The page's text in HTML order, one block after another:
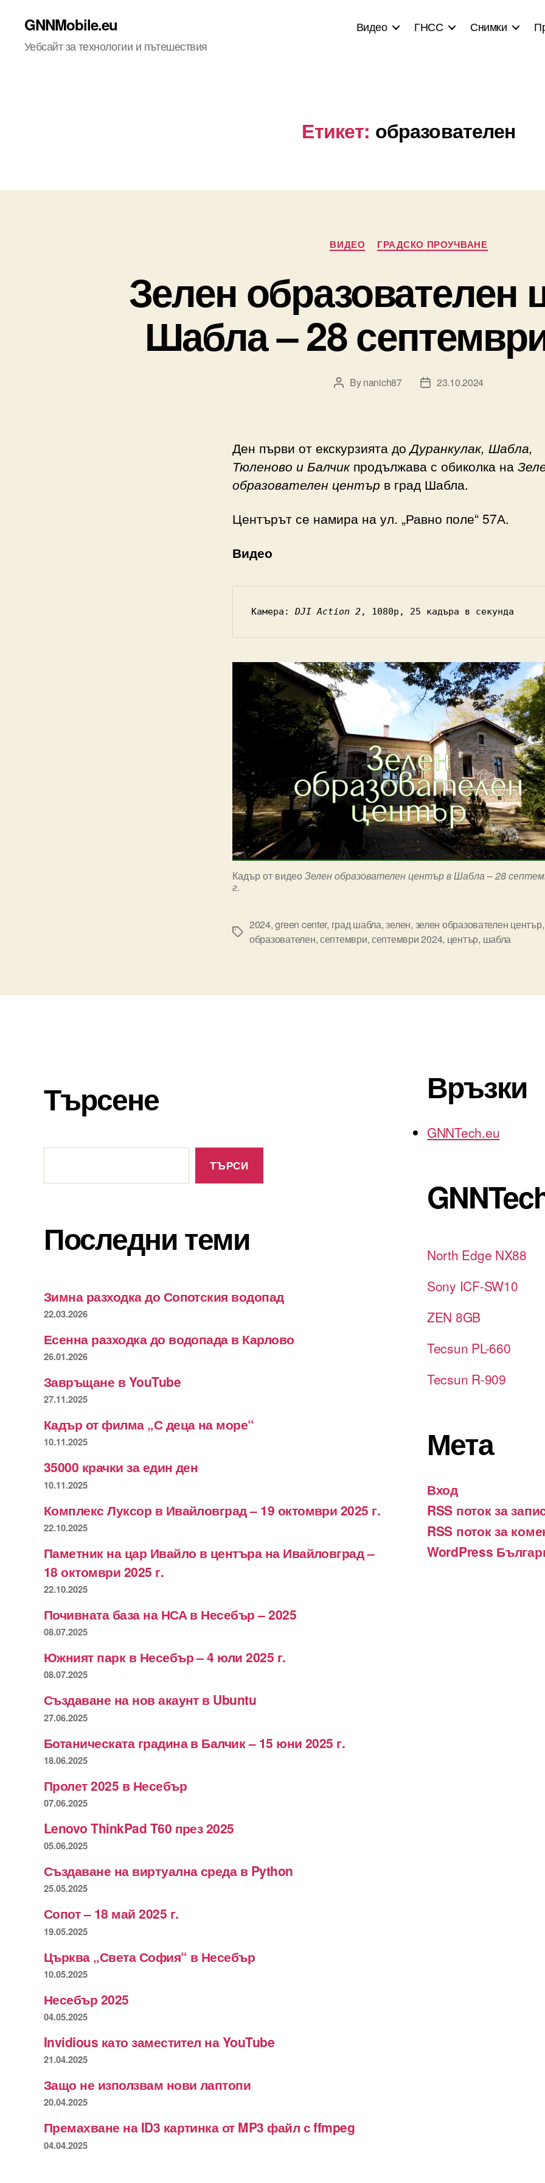
GNNMobile.eu
Уебсайт за технологии и пътешествия
Видео ГНСС Снимки
Етикет: образователен
Categories
ВИДЕО ГРАДСКО ПРОУЧВАНЕ
Зелен образователен
Шабла – 28
PostBynanich87
Post23.10.2024
Ден първи от екскурзията доДуранкулак, Шабла,
Тюленово и Балчикпродължава с обиколка на
образователен център в град Шабла.
Центърът се намира на ул. „Равно поле“ 57А.
Видео
Камера: DJI Action 2, 1080p, 25 кадъра в секунда
Кадър от видеоЗелен образователен център в Шабла – 28
г.
Tags
2024,green center, град шабла,зелен, зелен образователен център,
образователен,септември,септември 2024, център, шабла
Търсене
ТЪРСИ
Последни теми
Зимна разходка до Сопотския водопад
22.03.2026
Есенна разходка до водопада в Карлово
26.01.2026
Завръщане в YouTube
27.11.2025
Кадър от филма „С деца на море“
10.11.2025
35000 крачки за един ден
10.11.2025
Комплекс Луксор в Ивайловград – 19 октомври 2025 г.
22.10.2025
Паметник на цар Ивайло в центъра на Ивайловград –
18 октомври 2025 г.
22.10.2025
Почивната база на НСА в Несебър – 2025
08.07.2025
Южният парк в Несебър – 4 юли 2025 г.
08.07.2025
Създаване на нов акаунт в Ubuntu
27.06.2025
Ботаническата градина в Балчик – 15 юни 2025 г.
18.06.2025
Пролет 2025 в Несебър
07.06.2025
Lenovo ThinkPad T60 през 2025
05.06.2025
Създаване на виртуална среда в Python
25.05.2025
Сопот – 18 май 2025 г.
19.05.2025
Църква „Света София“ в Несебър
10.05.2025
Несебър 2025
04.05.2025
Invidious като заместител на YouTube
21.04.2025
Защо не използвам нови лаптопи
20.04.2025
Премахване на ID3 картинка от MP3 файл с ffmpeg
04.04.2025
Връзки
GNNTech.eu
North Edge NX88
Sony ICF-SW10
ZEN 8GB
Tecsun PL-660
Tecsun R-909
Мета
Вход
RSS поток за
RSS поток за
WordPress